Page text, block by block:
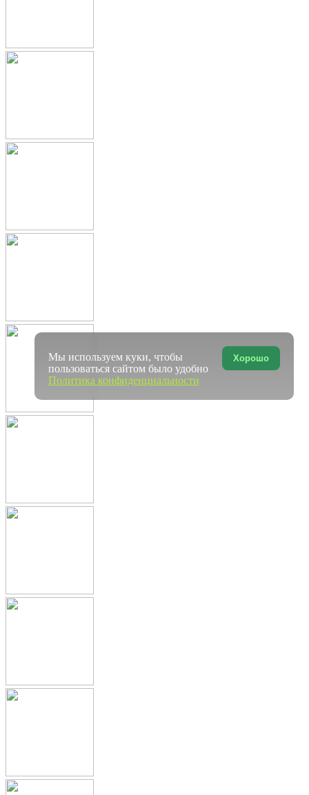
Хорошо
Мы используем куки, чтобы
пользоваться сайтом было удобно
Политика конфиденциальности